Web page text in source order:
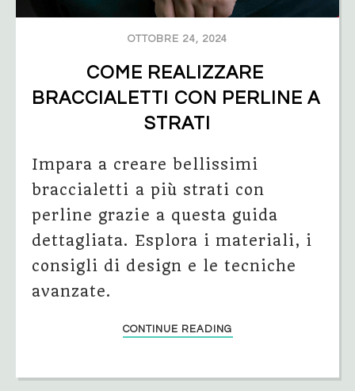
OTTOBRE 24, 2024
COME REALIZZARE
BRACCIALETTI CON PERLINE A
STRATI
Impara a creare bellissimi
braccialetti a più strati con
perline grazie a questa guida
dettagliata. Esplora i materiali, i
consigli di design e le tecniche
avanzate.
CONTINUE READING